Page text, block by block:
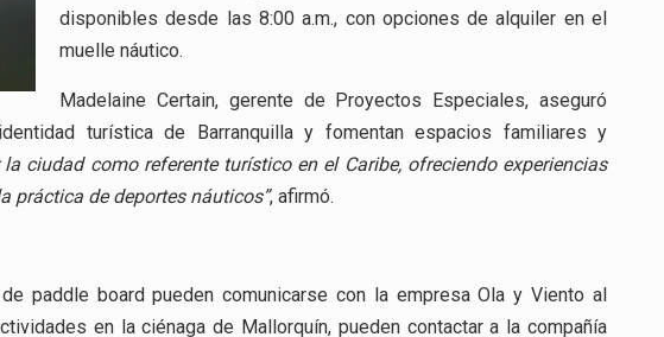
disponibles desde las 8:00 a.m., con opciones de alquiler en el
muelle náutico.
Madelaine Certain, gerente de Proyectos Especiales, aseguró
turística de Barranquilla y fomentan espacios familiares y
ciudad como referente turístico en el Caribe, ofreciendo experiencias
práctica de deportes náuticos”, afirmó.
paddle board pueden comunicarse con la empresa Ola y Viento al
en la ciénaga de Mallorquín, pueden contactar a la compañía